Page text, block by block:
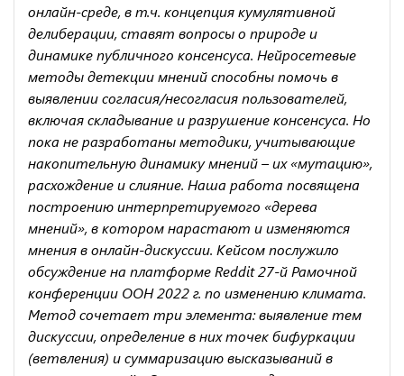
онлайн-среде, в т.ч. концепция кумулятивной
делиберации, ставят вопросы о природе и
динамике публичного консенсуса. Нейросетевые
методы детекции мнений способны помочь в
выявлении согласия/несогласия пользователей,
включая складывание и разрушение консенсуса. Но
пока не разработаны методики, учитывающие
накопительную динамику мнений – их «мутацию»,
расхождение и слияние. Наша работа посвящена
построению интерпретируемого «дерева
мнений», в котором нарастают и изменяются
мнения в онлайн-дискуссии. Кейсом послужило
обсуждение на платформе Reddit 27-й Рамочной
конференции ООН 2022 г. по изменению климата.
Метод сочетает три элемента: выявление тем
дискуссии, определение в них точек бифуркации
(ветвления) и суммаризацию высказываний в